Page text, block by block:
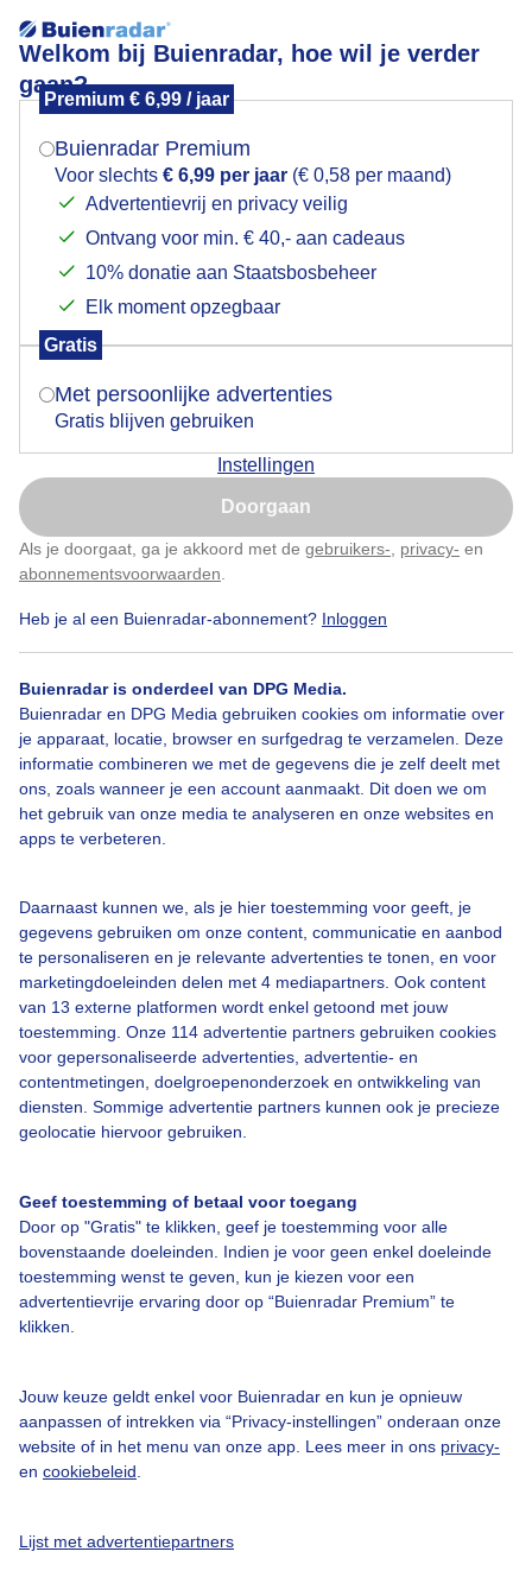
Welkom bij Buienradar, hoe wil je verder
gaan?
Premium € 6,99 / jaar
Buienradar Premium
Voor slechts € 6,99 per jaar (€ 0,58 per maand)
Advertentievrij en privacy veilig
Ontvang voor min. € 40,- aan cadeaus
10% donatie aan Staatsbosbeheer
Elk moment opzegbaar
Gratis
Met persoonlijke advertenties
Gratis blijven gebruiken
Instellingen
Doorgaan
Als je doorgaat, ga je akkoord met de gebruikers- privacy- en
abonnementsvoorwaarden
Heb je al een Buienradar-abonnement? Inloggen
Buienradar is onderdeel van DPG Media.
Buienradar en DPG Media gebruiken cookies om informatie over
je apparaat, locatie, browser en surfgedrag te verzamelen. Deze
informatie combineren we met de gegevens die je zelf deelt met
ons, zoals wanneer je een account aanmaakt. Dit doen we om
het gebruik van onze media te analyseren en onze websites en
apps te verbeteren.
Daarnaast kunnen we, als je hier toestemming voor geeft, je
gegevens gebruiken om onze content, communicatie en aanbod
te personaliseren en je relevante advertenties te tonen, en voor
marketingdoeleinden delen met 4 mediapartners. Ook content
van 13 externe platformen wordt enkel getoond met jouw
toestemming. Onze 114 advertentie partners gebruiken cookies
voor gepersonaliseerde advertenties, advertentie- en
contentmetingen, doelgroepenonderzoek en ontwikkeling van
diensten. Sommige advertentie partners kunnen ook je precieze
geolocatie hiervoor gebruiken.
Geef toestemming of betaal voor toegang
Door op "Gratis" te klikken, geef je toestemming voor alle
bovenstaande doeleinden. Indien je voor geen enkel doeleinde
toestemming wenst te geven, kun je kiezen voor een
advertentievrije ervaring door op “Buienradar Premium” te
klikken.
Jouw keuze geldt enkel voor Buienradar en kun je opnieuw
aanpassen of intrekken via “Privacy-instellingen” onderaan onze
website of in het menu van onze app. Lees meer in ons privacy-
en cookiebeleid
Lijst met advertentiepartners
Vanavond gaan we gewoon verder met buien
Door: Frans Alderse Baas Gemaakt: 13-05-2026, 9x bekeken
Regenboog Zon Regen
Bekijk slideshow
Over Buienradar
Bedrijfsgegevens
Contact
Toegankelijkheid
Gebruikersvoorwaarden
Adverteren
Privacy beleid
Cookie beleid
Mogen we je locatie gebruiken voor het
Indien je hier nog geen akkoord op hebt gegeven,
verschijnt er zo een pop-up uit je browser waarin
Is goed, toon de popup
Nu niet, misschien later
Klik hierom dit aan te passen